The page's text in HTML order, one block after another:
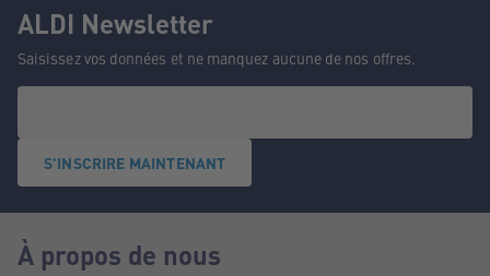
ALDI Newsletter
Saisissez vos données et ne manquez aucune de nos offres.
S'INSCRIRE MAINTENANT
À propos de nous